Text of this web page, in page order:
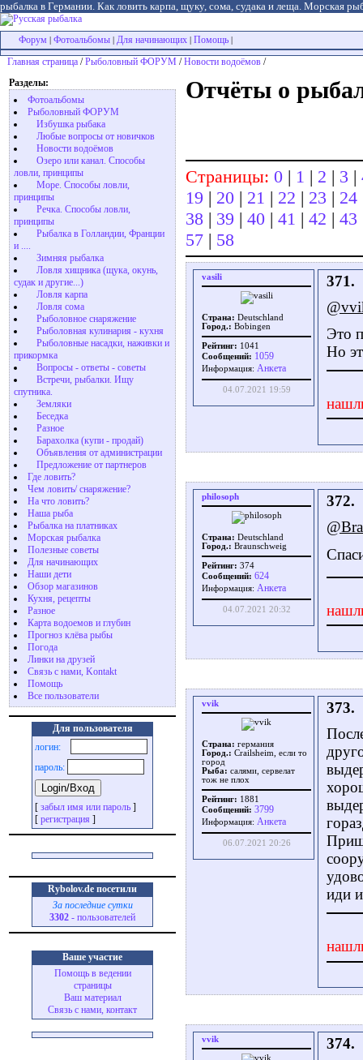
рыбалка в Германии. Как ловить карпа, щуку, сома, судака и леща. Морская
Форум Фотоальбомы Для начинающих Помощь
Главная страница /Рыболовный ФОРУМ /Новости водоёмов /
Разделы:
Фотоальбомы
Рыболовный ФОРУМ
Избушка рыбака
Любые вопросы от новичков
Новости водоёмов
Озеро или канал. Способы
ловли, принципы
Море. Способы ловли,
принципы
Речка. Способы ловли,
принципы
Рыбалка в Голландии, Франции
и ....
Зимняя рыбалка
Ловля хищника (щука, окунь,
судак и другие...)
Ловля карпа
Ловля сома
Рыболовное снаряжение
Рыболовная кулинария - кухня
Рыболовные насадки, наживки и
прикормка
Вопросы - ответы - советы
Встречи, рыбалки. Ищу
спутника.
Земляки
Беседка
Разное
Барахолка (купи - продай)
Объявления от администрации
Предложение от партнеров
Где ловить?
Чем ловить/ снаряжение?
На что ловить?
Наша рыба
Рыбалка на платниках
Морская рыбалка
Полезные советы
Для начинающих
Наши дети
Обзор магазинов
Кухня, рецепты
Разное
Карта водоемов и глубин
Прогноз клёва рыбы
Погода
Линки на друзей
Связь с нами, Kontakt
Помощь
Все пользователи
Для пользователя
логин:
пароль:
[ забыл имя или пароль ]
[ регистрация ]
Rybolov.de посетили
За последние сутки
3302 - пользователей
Ваше участие
Помощь в ведении
страницы
Ваш материал
Связь с нами, контакт
Отчёты о
Страницы: 0 | 1 | 2 | 3 |
19 | 20 | 21 | 22 | 23 | 24
38 | 39 | 40 | 41 | 42 | 43
57 | 58
vasili
Страна: Deutschland
Город.: Bobingen
Рейтинг: 1041
Сообщений: 1059
Информация: Aнкета
04.07.2021 19:59
371.
Это
Но
philosoph
Страна: Deutschland
Город.: Braunschweig
Рейтинг: 374
Сообщений: 624
Информация: Aнкета
04.07.2021 20:32
372.
vvik
Страна: германия
Город.: Crailsheim, если то
город
Рыба: салями, сервелат
тож не плох
Рейтинг: 1881
Сообщений: 3799
Информация: Aнкета
06.07.2021 20:26
373.
иди
vvik
374.